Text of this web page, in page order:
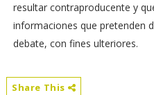
resultar contraproducente y
informaciones que pretenden
debate, con fines ulteriores.
Share This